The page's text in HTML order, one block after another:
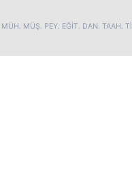
MÜŞ. PEY. EĞİT. DAN. TAAH.